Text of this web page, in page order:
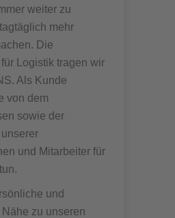
weiter zu
mehr
Die
für Logistik tragen wir
Als Kunde
von dem
sowie der
unserer
und Mitarbeiter für
und
zu unseren